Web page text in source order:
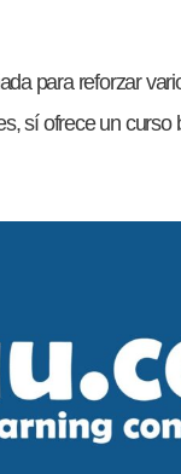
para reforzar
sí ofrece un